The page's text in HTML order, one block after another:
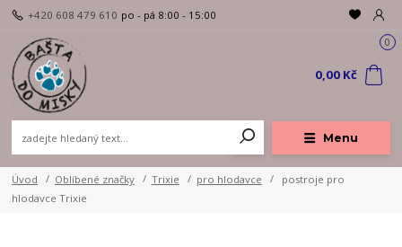
Menu
+420 608 479 610 po - pá 8:00 - 15:00
0
0,00 Kč
Úvod Oblíbené značky Trixie pro hlodavce
postroje pro
hlodavce Trixie